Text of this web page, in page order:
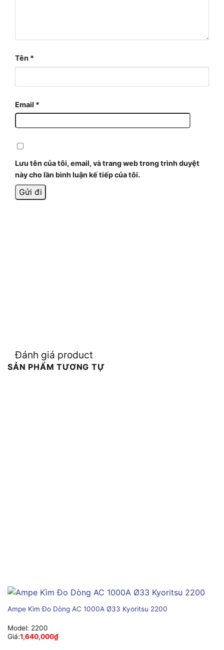
Tên *
Email *
Lưu tên của tôi, email, và trang web trong trình duyệt
này cho lần bình luận kế tiếp của tôi.
Đánh giá product
SẢN PHẨM TƯƠNG TỰ
Ampe Kìm Đo Dòng AC 1000A Ø33 Kyoritsu 2200
Model: 2200
Giá:1,640,000₫